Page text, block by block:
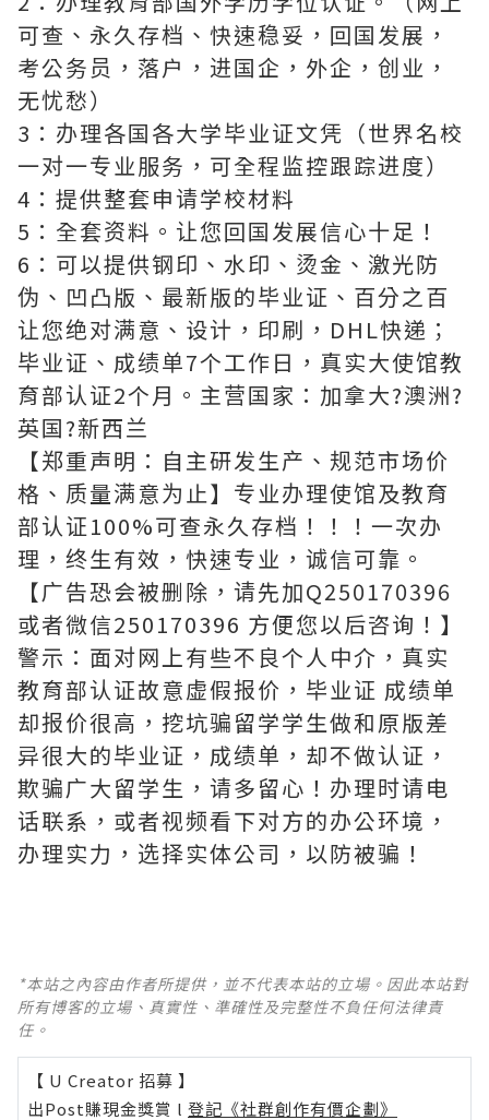
可查、永久存档、快速稳妥，回国发展，
考公务员，落户，进国企，外企，创业，
无忧愁）
3：办理各国各大学毕业证文凭（世界名校
一对一专业服务，可全程监控跟踪进度）
4：提供整套申请学校材料
5：全套资料。让您回国发展信心十足！
6：可以提供钢印、水印、烫金、激光防
伪、凹凸版、最新版的毕业证、百分之百
让您绝对满意、设计，印刷，DHL快递；
毕业证、成绩单7个工作日，真实大使馆教
育部认证2个月。主营国家：加拿大?澳洲?
英国?新西兰
【郑重声明：自主研发生产、规范市场价
格、质量满意为止】专业办理使馆及教育
部认证100%可查永久存档！！！一次办
理，终生有效，快速专业，诚信可靠。
【广告恐会被删除，请先加Q250170396
或者微信250170396 方便您以后咨询！】
警示：面对网上有些不良个人中介，真实
教育部认证故意虚假报价，毕业证 成绩单
却报价很高，挖坑骗留学学生做和原版差
异很大的毕业证，成绩单，却不做认证，
欺骗广大留学生，请多留心！办理时请电
话联系，或者视频看下对方的办公环境，
办理实力，选择实体公司，以防被骗！
*本站之內容由作者所提供，並不代表本站的立場。因此本站對
所有博客的立場、真實性、準確性及完整性不負任何法律責
任。
【 U Creator 招募 】
出Post賺現金獎賞 l 登記《社群創作有價企劃》